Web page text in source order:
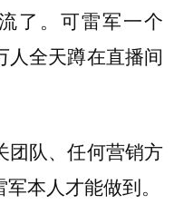
了。可雷军一个
人全天蹲在直播间
团队、任何营销方
本人才能做到。